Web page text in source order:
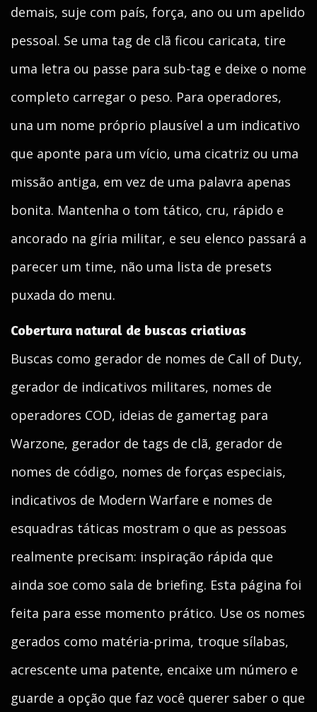
demais, suje com país, força, ano ou um apelido
pessoal. Se uma tag de clã ficou caricata, tire
uma letra ou passe para sub-tag e deixe o nome
completo carregar o peso. Para operadores,
una um nome próprio plausível a um indicativo
que aponte para um vício, uma cicatriz ou uma
missão antiga, em vez de uma palavra apenas
bonita. Mantenha o tom tático, cru, rápido e
ancorado na gíria militar, e seu elenco passará a
parecer um time, não uma lista de presets
puxada do menu.
Cobertura natural de buscas criativas
Buscas como gerador de nomes de Call of Duty,
gerador de indicativos militares, nomes de
operadores COD, ideias de gamertag para
Warzone, gerador de tags de clã, gerador de
nomes de código, nomes de forças especiais,
indicativos de Modern Warfare e nomes de
esquadras táticas mostram o que as pessoas
realmente precisam: inspiração rápida que
ainda soe como sala de briefing. Esta página foi
feita para esse momento prático. Use os nomes
gerados como matéria-prima, troque sílabas,
acrescente uma patente, encaixe um número e
guarde a opção que faz você querer saber o que